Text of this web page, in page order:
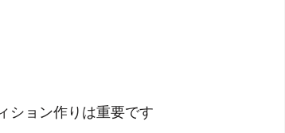
ション作りは重要です